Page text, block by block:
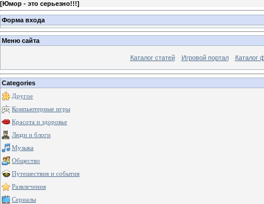
[Юмор - это серьезно!!!]
Форма входа
Меню сайта
Каталог статей Игровой портал Каталог
Categories
Другое
Компьютерные игры
Красота и здоровье
Люди и блоги
Музыка
Общество
Путешествия и события
Развлечения
Сериалы